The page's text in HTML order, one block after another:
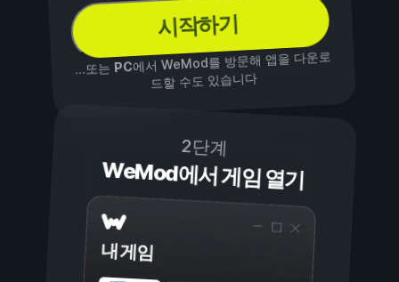
시작하기
...또는PC에서 WeMod를 방문해 앱을 다운로
드할 수도 있습니다
2단계
WeMod에서 게임 열기
내 게임